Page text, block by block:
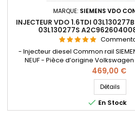
MARQUE: SIEMENS VDO
INJECTEUR VDO 1.6TDI
03L130277S
- Injecteur diesel Common rail
NEUF - Pièce d’origine
Références compatibles:
03L130277B , 03L130277S ,
motorisation VW , Audi , SEAT ,
CAYB , CAYC ,
Prix
469,00 €
Détails
 En Stock